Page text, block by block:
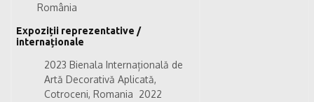
România
Expoziții reprezentative /
internaționale
2023 Bienala Internațională de
Artă Decorativă Aplicată,
Cotroceni, Romania 2022